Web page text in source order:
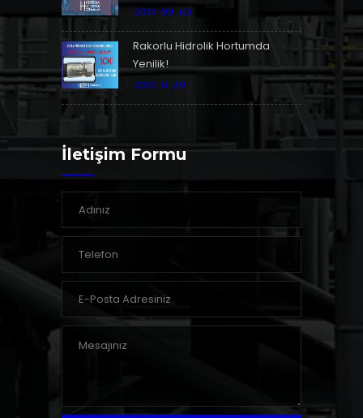
2021-09-03
Rakorlu Hidrolik Hortumda
Yenilik!
2021-11-29
İletişim Formu